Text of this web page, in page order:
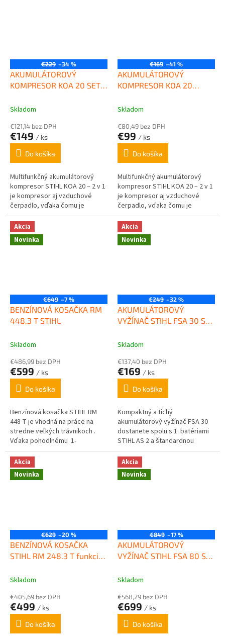
s
h
o
e
€229 –34 %
AKUMULÁTOROVÝ
KOMPRESOR KOA 20 SET s
Skladom
€121,14 bez DPH
€149 / ks
Do košíka
Multifunkčný akumulátorový
kompresor STIHL KOA 20 – 2 v 1
je kompresor aj vzduchové
čerpadlo, vďaka čomu je
nafukovanie a vyfukovanie
rýchle, jednoduché a pohodlné.
Vďaka kompaktnému...
€169 –41 %
AKUMULÁTOROVÝ
KOMPRESOR KOA 20
Skladom
€80,49 bez DPH
€99 / ks
Do košíka
Multifunkčný akumulátorový
kompresor STIHL KOA 20 – 2 v 1
je kompresor aj vzduchové
čerpadlo, vďaka čomu je
nafukovanie a vyfukovanie
rýchle, jednoduché a pohodlné.
Vďaka kompaktnému...
Akcia
Novinka
€649 –7 %
BENZÍNOVÁ KOSAČKA RM
448.3 T STIHL
Skladom
€486,99 bez DPH
€599 / ks
Do košíka
Benzínová kosačka STIHL RM
448 T je vhodná na práce na
stredne veľkých trávnikoch .
Vďaka pohodlnému 1-
rýchlostnému pohonu
kolies urobíte...
Akcia
Novinka
€249 –32 %
AKUMULÁTOROVÝ
VYŽÍNAČ STIHL FSA 30 SET
Skladom
€137,40 bez DPH
€169 / ks
Do košíka
Kompaktný a tichý
akumulátorový vyžínač FSA 30
dostanete spolu s 1. batériami
STIHL AS 2 a štandardnou
nabíjačkou STIHL AL 1. To
znamená, že môžete začať s
kosením...
Akcia
Novinka
€629 –20 %
BENZÍNOVÁ KOSAČKA
STIHL RM 248.3 T funkcia
Skladom
€405,69 bez DPH
€499 / ks
Do košíka
Akcia
Novinka
€849 –17 %
AKUMULÁTOROVÝ
VYŽÍNAČ STIHL FSA 80 SET
Skladom
€568,29 bez DPH
€699 / ks
Do košíka